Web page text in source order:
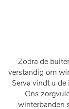
Zodra de
verstandig om
Serva vindt u
Ons
winterbanden